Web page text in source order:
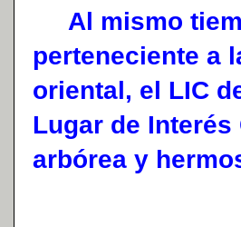
Al mismo
perteneciente a
oriental, el LIC
Lugar de
arbórea y